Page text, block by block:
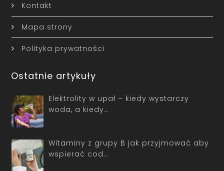
Kontakt
Mapa strony
Polityka prywatności
Ostatnie artykuły
Elektrolity w upał – kiedy wystarczy
woda, a kiedy…
Witaminy z grupy B jak przyjmować aby
wspierać cod…